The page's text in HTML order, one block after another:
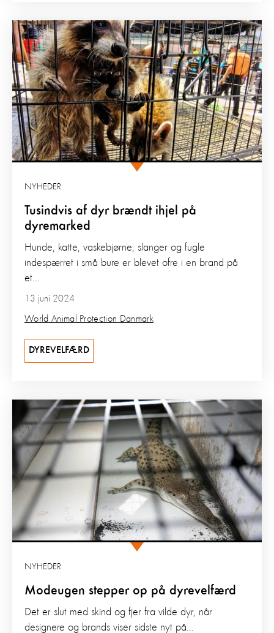
Tusindvis af dyr brændt ihjel på
dyremarked
NYHEDER
13 juni 2024
World Animal Protection Danmark
Hunde, katte, vaskebjørne, slanger og fugle
indespærret i små bure er blevet ofre i en brand på
et...
DYREVELFÆRD
Modeugen stepper op på dyrevelfærd
NYHEDER
Det er slut med skind og fjer fra vilde dyr, når
designere og brands viser sidste nyt på...